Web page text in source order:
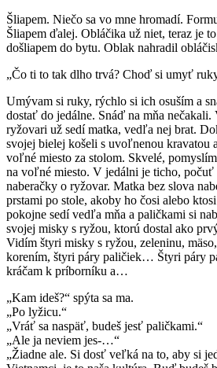
Šliapem. Niečo sa vo mne hromadí.
Šliapem ďalej. Obláčika už niet, teraz je
došliapem do bytu. Oblak nahradil
„Čo ti to tak dlho trvá? Choď si umyť
Umývam si ruky, rýchlo si ich osuším a
dostať do jedálne. Snáď na mňa nečakali.
ryžovari už sedí matka, vedľa nej brat.
svojej bielej košeli s uvoľnenou kravatou
voľné miesto za stolom. Skvelé,
na voľné miesto. V jedálni je ticho, počuť
naberačky o ryžovar. Matka bez slova
prstami po stole, akoby ho čosi alebo
pokojne sedí vedľa mňa a paličkami si
svojej misky s ryžou, ktorú dostal ako
Vidím štyri misky s ryžou, zeleninu,
korením, štyri páry paličiek… Štyri páry
kráčam k príborníku a…
„Kam ideš?“ spýta sa ma.
„Po lyžicu.“
„Vráť sa naspäť, budeš jesť paličkami.“
„Ale ja neviem jes-…“
„Žiadne ale. Si dosť veľká na to, aby si